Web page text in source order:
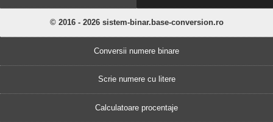
© 2016 - 2026 sistem-binar.base-conversion.ro
Conversii numere binare
Scrie numere cu litere
Calculatoare procentaje